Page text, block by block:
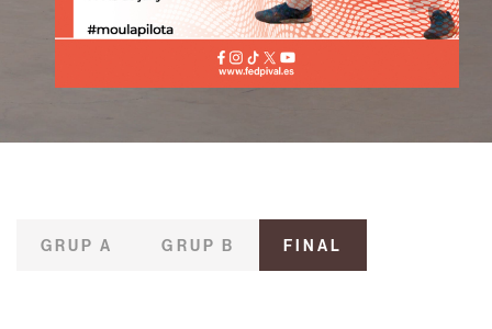
GRUP A GRUP B FINAL